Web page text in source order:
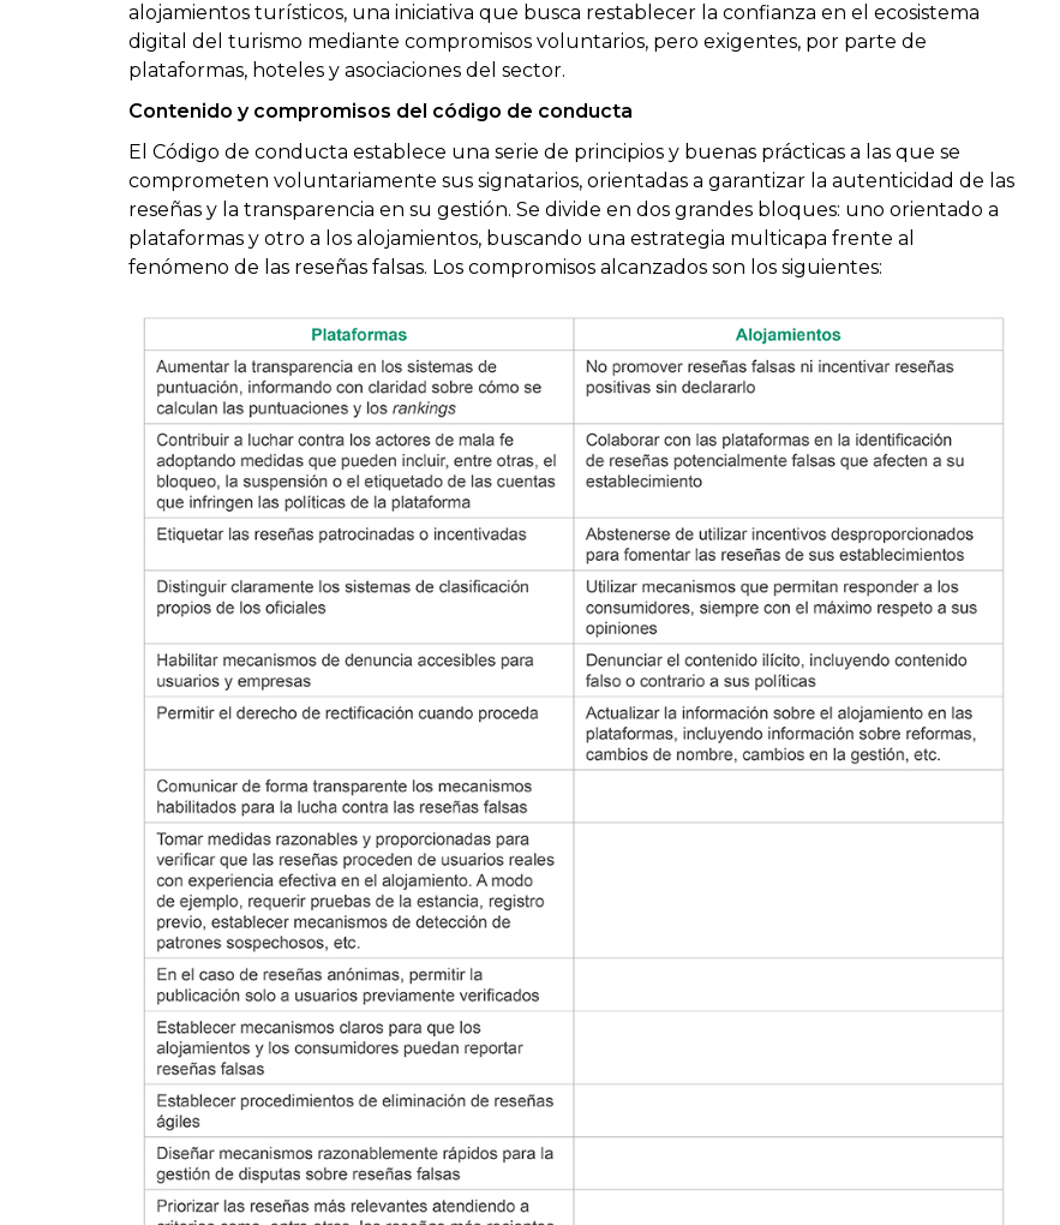
alojamientos turísticos, una iniciativa que busca restablecer la confianza en el ecosistema
digital del turismo mediante compromisos voluntarios, pero exigentes, por parte de
plataformas, hoteles y asociaciones del sector.
Contenido y compromisos del código de conducta
El Código de conducta establece una serie de principios y buenas prácticas a las que se
comprometen voluntariamente sus signatarios, orientadas a garantizar la autenticidad de las
reseñas y la transparencia en su gestión. Se divide en dos grandes bloques: uno orientado a
plataformas y otro a los alojamientos, buscando una estrategia multicapa frente al
fenómeno de las reseñas falsas. Los compromisos alcanzados son los siguientes: